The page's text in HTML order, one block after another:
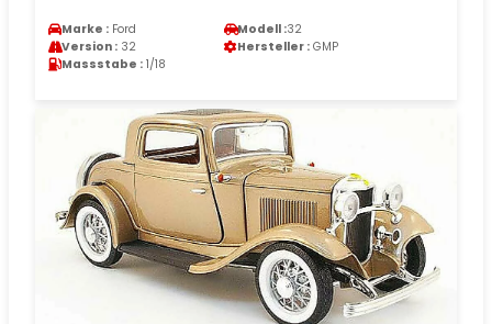
Marke : Ford Modell :32
Version : 32 Hersteller : GMP
Massstabe : 1/18